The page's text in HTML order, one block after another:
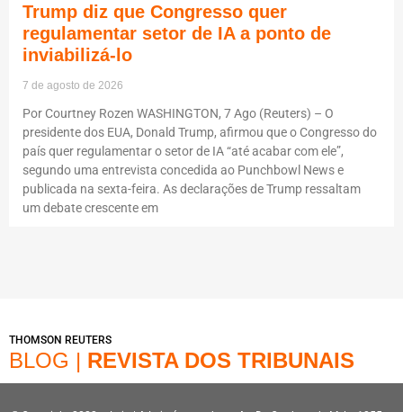
Trump diz que Congresso quer
regulamentar setor de IA a ponto de
inviabilizá-lo
7 de agosto de 2026
Por Courtney Rozen WASHINGTON, 7 Ago (Reuters) – O
presidente dos EUA, Donald Trump, afirmou que o Congresso do
país quer regulamentar o setor de IA “até acabar com ele”,
segundo uma entrevista concedida ao Punchbowl News e
publicada na sexta-feira. As declarações de Trump ressaltam
um debate crescente em
THOMSON REUTERS
BLOG | REVISTA DOS TRIBUNAIS